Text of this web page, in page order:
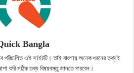
Bangla
পরিচালিত এই সাইটটি। তাই বাংলায় অনেক ধরনের তথ্যই
করি সঠিক তথ্য বিষয়বস্তু জানতে পারবেন।